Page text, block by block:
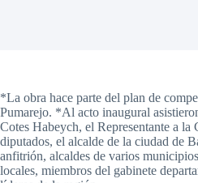
*La obra hace parte del plan de
Pumarejo. *Al acto inaugural
Cotes Habeych, el Representante a la
diputados, el alcalde de la ciudad de
anfitrión, alcaldes de varios
locales, miembros del gabinete